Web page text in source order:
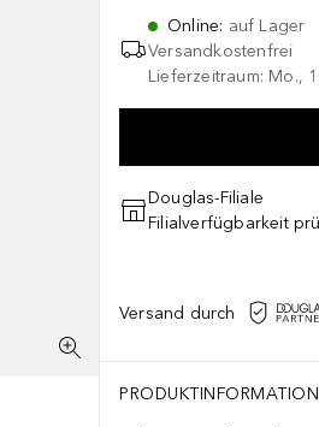
Online: auf Lager
Versandkostenfrei
Lieferzeitraum: Mo.,
Douglas-Filiale
Filialverfügbarkeit
Versand durch